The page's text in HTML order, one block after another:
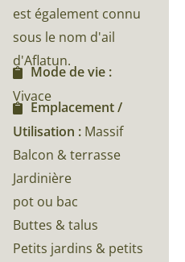
est également connu
sous le nom d'ail
d'Aflatun.
Mode de vie :
Vivace
Emplacement /
Utilisation : Massif
Balcon & terrasse
Jardinière
pot ou bac
Buttes & talus
Petits jardins & petits